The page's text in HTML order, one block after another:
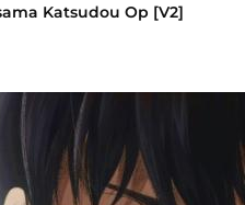
Katsudou Op [V2]